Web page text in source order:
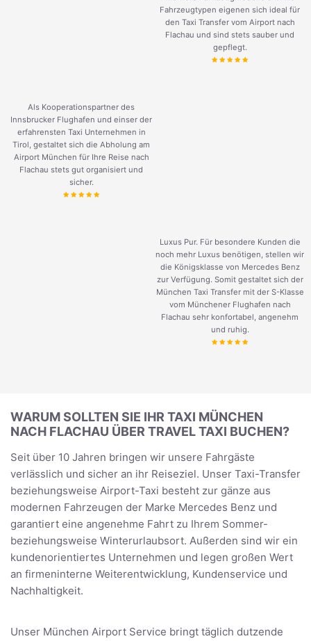
Fahrzeugtypen eigenen sich ideal für
den Taxi Transfer vom Airport nach
Flachau und sind stets sauber und
gepflegt.
Als Kooperationspartner des
Innsbrucker Flughafen und einser der
erfahrensten Taxi Unternehmen in
Tirol, gestaltet sich die Abholung am
Airport München für Ihre Reise nach
Flachau stets gut organisiert und
sicher.
Luxus Pur. Für besondere Kunden die
noch mehr Luxus benötigen, stellen wir
die Königsklasse von Mercedes Benz
zur Verfügung. Somit gestaltet sich der
München Taxi Transfer mit der S-Klasse
vom Münchener Flughafen nach
Flachau sehr konfortabel, angenehm
und ruhig.
WARUM SOLLTEN SIE IHR TAXI MÜNCHEN
NACH FLACHAU ÜBER TRAVEL TAXI BUCHEN?
Seit über 10 Jahren bringen wir unsere Fahrgäste
verlässlich und sicher an ihr Reiseziel. Unser Taxi-Transfer
beziehungsweise Airport-Taxi besteht zur gänze aus
modernen Fahrzeugen der Marke Mercedes Benz und
garantiert eine angenehme Fahrt zu Ihrem Sommer-
beziehungsweise Winterurlaubsort. Außerden sind wir ein
kundenorientiertes Unternehmen und legen großen Wert
an firmeninterne Weiterentwicklung, Kundenservice und
Nachhaltigkeit.
Unser München Airport Service bringt täglich dutzende